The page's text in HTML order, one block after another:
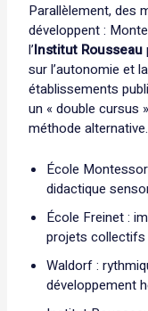
Parallèlement, des
développent :
l’Institut Rousseau
sur l’autonomie et
établissements
un « double cursus
méthode alternative.
École
didactique
École Freinet :
projets collectifs
Waldorf :
développement